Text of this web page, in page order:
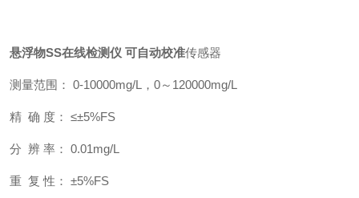
悬浮物SS在线检测仪 可自动校准传感器
测量范围： 0-10000mg/L，0～120000mg/L
精 确 度： ≤±5%FS
分 辨 率： 0.01mg/L
重 复 性： ±5%FS